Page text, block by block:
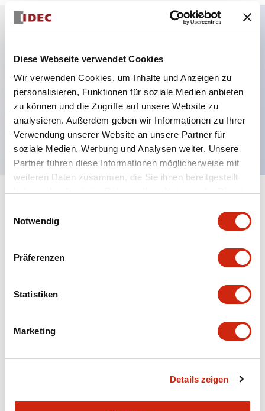
Diese Webseite verwendet Cookies
Wir verwenden Cookies, um Inhalte und Anzeigen zu
personalisieren, Funktionen für soziale Medien anbieten
zu können und die Zugriffe auf unsere Website zu
analysieren. Außerdem geben wir Informationen zu Ihrer
Verwendung unserer Website an unsere Partner für
soziale Medien, Werbung und Analysen weiter. Unsere
Partner führen diese Informationen möglicherweise mit
weiteren Daten zusammen, die Sie ihnen bereitgestellt
haben oder die sie im Rahmen Ihrer Nutzung der Dienste
Notwendig
Präferenzen
Statistiken
Marketing
Details zeigen
Mehrfachbefestigung möglich
Der schlüsselsichere Selektorschalter verwendet
eine hochsichere Stiftzuhaltungsstruktur
Schutzart IP65 (IEC60529)
Environmental Specifications
Mechanical Specifications
Mounting and Installation Specifications